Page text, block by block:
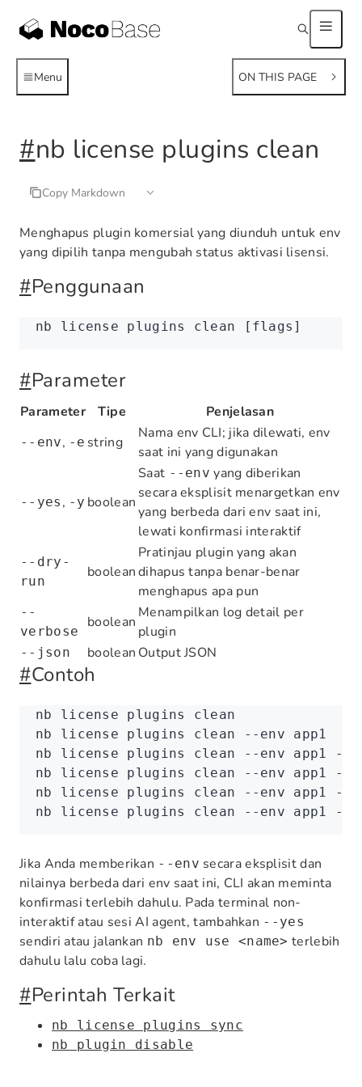
Menu ON THIS PAGE
#nb license plugins clean
Copy Markdown
Menghapus plugin komersial yang diunduh untuk env
yang dipilih tanpa mengubah status aktivasi lisensi.
#Penggunaan
nb license plugins clean [flags]
#Parameter
Parameter Tipe Penjelasan
--env, -e string
Nama env CLI; jika dilewati, env
saat ini yang digunakan
--yes , -y boolean
Saat --env yang diberikan
secara eksplisit menargetkan env
yang berbeda dari env saat ini,
lewati konfirmasi interaktif
--dry-
run
boolean
Pratinjau plugin yang akan
dihapus tanpa benar-benar
menghapus apa pun
--
verbose
boolean
Menampilkan log detail per
plugin
--json boolean Output JSON
#Contoh
nb license plugins
clean
nb license plugins clean --env app1
nb license plugins clean --env app1 --
nb license plugins clean --env app1 --
nb license plugins clean --env app1 --
nb license plugins clean --env app1 --
Jika Anda memberikan --env secara eksplisit dan
nilainya berbeda dari env saat ini, CLI akan meminta
konfirmasi terlebih dahulu. Pada terminal non-
interaktif atau sesi AI agent, tambahkan --yes
sendiri atau jalankan nb env use <name> terlebih
dahulu lalu coba lagi.
#Perintah Terkait
nb license plugins sync
nb plugin disable